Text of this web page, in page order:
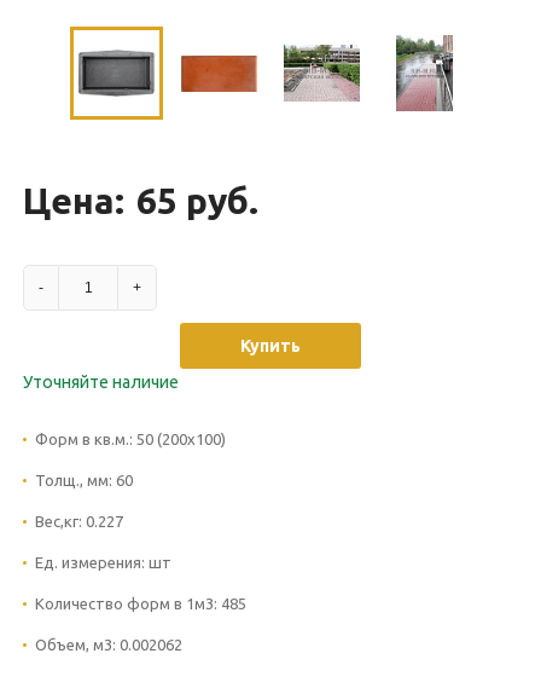
Цена: 65 руб.
- +
Купить
Уточняйте наличие
Форм в кв.м.: 50 (200х100)
Толщ., мм: 60
Вес,кг: 0.227
Ед. измерения: шт
Количество форм в 1м3: 485
Объем, м3: 0.002062